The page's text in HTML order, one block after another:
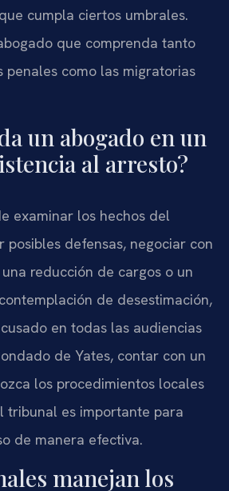
cumpla ciertos umbrales.
que comprenda tanto
penales como las migratorias
un abogado en un
al arresto?
examinar los hechos del
posibles defensas, negociar con
reducción de cargos o un
de desestimación,
en todas las audiencias
de Yates, contar con un
los procedimientos locales
tribunal es importante para
de manera efectiva.
manejan los